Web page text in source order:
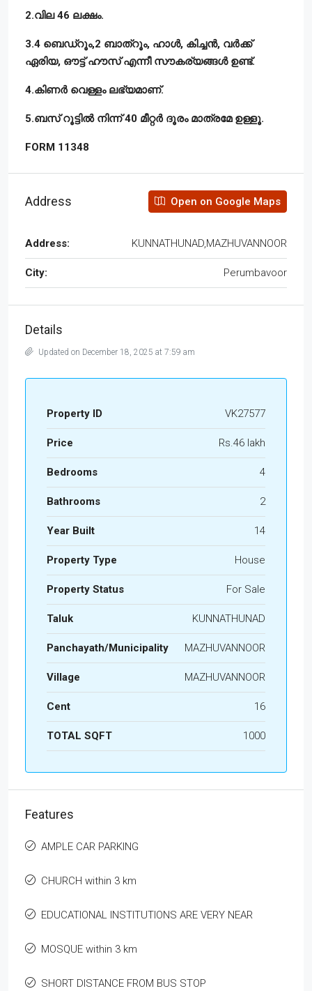
2.വില 46 ലക്ഷം.
3.4 ബെഡ്റൂം,2 ബാത്റൂം, ഹാൾ, കിച്ചൻ, വർക്ക്
ഏരിയ, ഔട്ട് ഹൗസ് എന്നീ സൗകര്യങ്ങൾ ഉണ്ട്.
4.കിണർ വെള്ളം ലഭ്യമാണ്.
5.ബസ് റൂട്ടിൽ നിന്ന് 40 മീറ്റർ ദൂരം മാത്രമേ ഉള്ളൂ.
FORM 11348
Address Open on Google Maps
Address: KUNNATHUNAD,MAZHUVANNOOR
City: Perumbavoor
Details
Updated on December 18, 2025 at 7:59 am
Property ID VK27577
Price Rs.46 lakh
Bedrooms 4
Bathrooms 2
Year Built 14
Property Type House
Property Status For Sale
Taluk KUNNATHUNAD
Panchayath/Municipality MAZHUVANNOOR
Village MAZHUVANNOOR
Cent 16
TOTAL SQFT 1000
Features
AMPLE CAR PARKING
CHURCH within 3 km
EDUCATIONAL INSTITUTIONS ARE VERY NEAR
MOSQUE within 3 km
SHORT DISTANCE FROM BUS STOP